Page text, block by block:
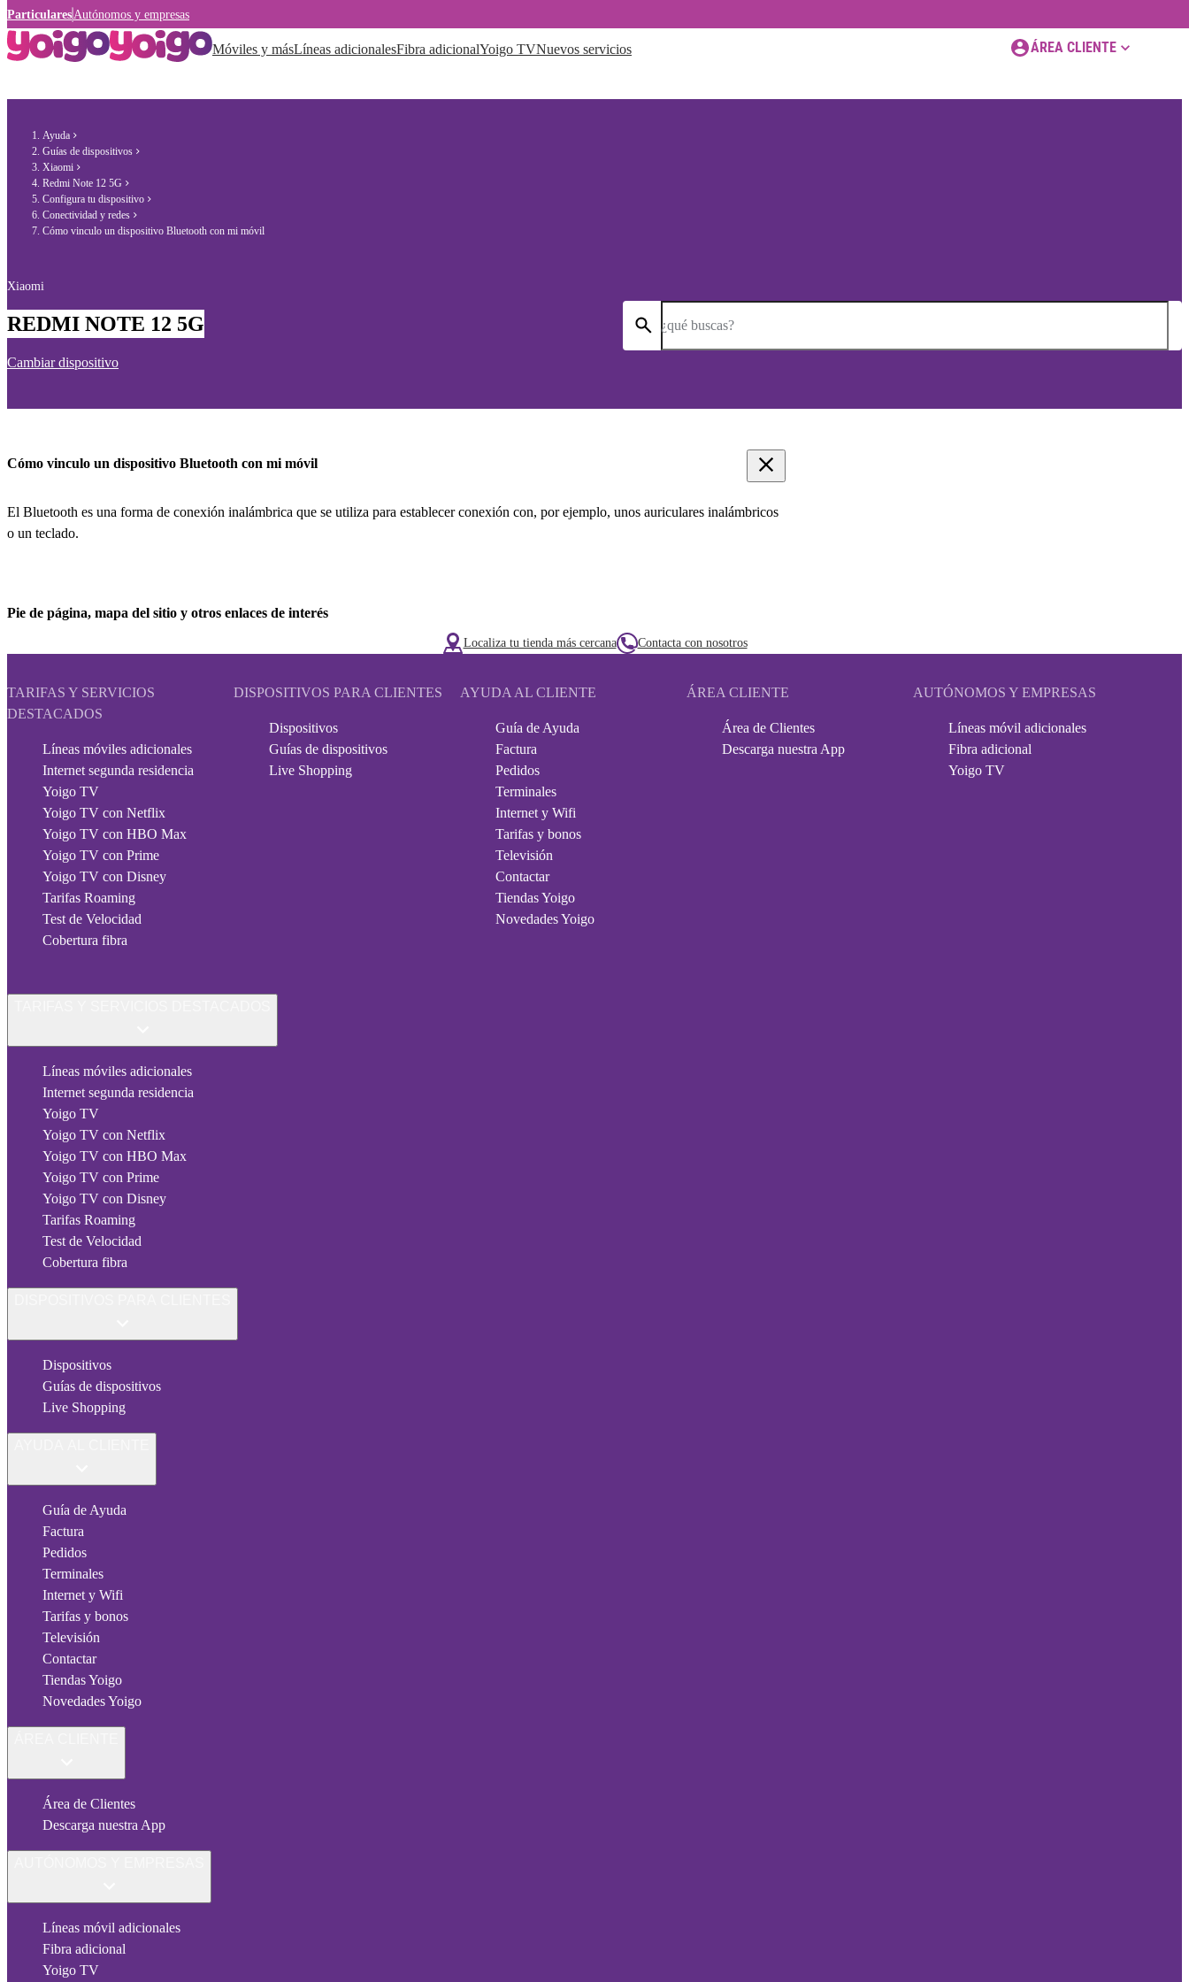
Particulares Autónomos y empresas
Móviles y másLíneas adicionalesFibra adicionalYoigo TVNuevos servicios ÁREA CLIENTE
Ayuda
Guías de dispositivos
Xiaomi
Redmi Note 12 5G
Configura tu dispositivo
Conectividad y redes
Cómo vinculo un dispositivo Bluetooth con mi móvil
Xiaomi
REDMI NOTE 12 5G
Cambiar dispositivo
¿qué buscas?
Cómo vinculo un dispositivo Bluetooth con mi móvil
El Bluetooth es una forma de conexión inalámbrica que se utiliza para establecer conexión con, por ejemplo, unos auriculares inalámbricos
o un teclado.
Pie de página, mapa del sitio y otros enlaces de interés
Localiza tu tienda más cercana Contacta con nosotros
TARIFAS Y SERVICIOS
DESTACADOS
Líneas móviles adicionales
Internet segunda residencia
Yoigo TV
Yoigo TV con Netflix
Yoigo TV con HBO Max
Yoigo TV con Prime
Yoigo TV con Disney
Tarifas Roaming
Test de Velocidad
Cobertura fibra
DISPOSITIVOS PARA CLIENTES
Dispositivos
Guías de dispositivos
Live Shopping
AYUDA AL CLIENTE
Guía de Ayuda
Factura
Pedidos
Terminales
Internet y Wifi
Tarifas y bonos
Televisión
Contactar
Tiendas Yoigo
Novedades Yoigo
ÁREA CLIENTE
Área de Clientes
Descarga nuestra App
AUTÓNOMOS Y EMPRESAS
Líneas móvil adicionales
Fibra adicional
Yoigo TV
Líneas móviles adicionales
Internet segunda residencia
Yoigo TV
Yoigo TV con Netflix
Yoigo TV con HBO Max
Yoigo TV con Prime
Yoigo TV con Disney
Tarifas Roaming
Test de Velocidad
Cobertura fibra
Dispositivos
Guías de dispositivos
Live Shopping
Guía de Ayuda
Factura
Pedidos
Terminales
Internet y Wifi
Tarifas y bonos
Televisión
Contactar
Tiendas Yoigo
Novedades Yoigo
Área de Clientes
Descarga nuestra App
Líneas móvil adicionales
Fibra adicional
Yoigo TV